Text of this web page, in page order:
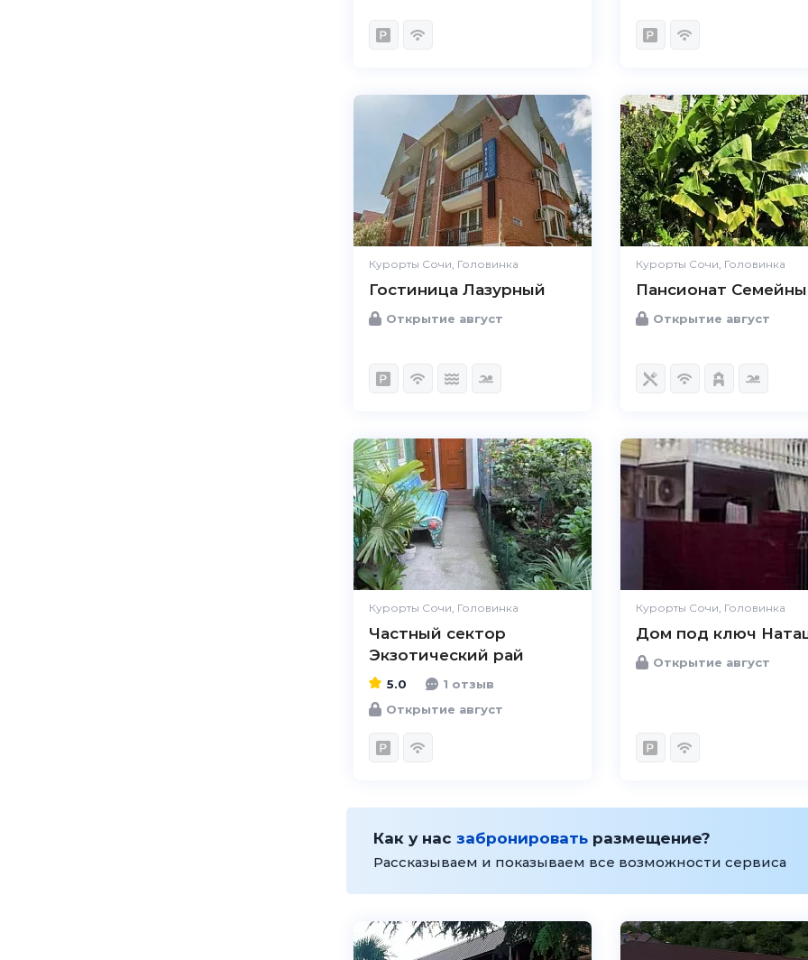
Курорты Сочи, Головинка
Гостиница Лазурный
Открытие август
Курорты Сочи, Головинка
Пансионат
Открытие август
Курорты Сочи, Головинка
Частный сектор
Экзотический рай
5.0 Чистота Великолепно
Комфорт Великолепно
Расположение Великолепно
Персонал Великолепно
5.0
1 отзыв
Открытие август
Курорты Сочи, Головинка
Дом под ключ
Открытие август
Как у нас забронироватьразмещение?
Рассказываем и показываем все возможности сервиса